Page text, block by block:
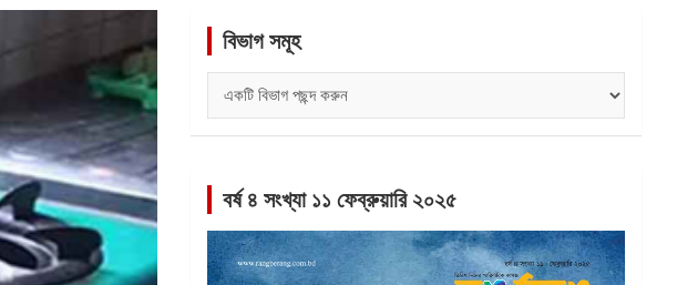
বিভাগ সমূহ
সমূহ
বর্ষ ৪ সংখ্যা ১১ ফেব্রুয়ারি ২০২৫